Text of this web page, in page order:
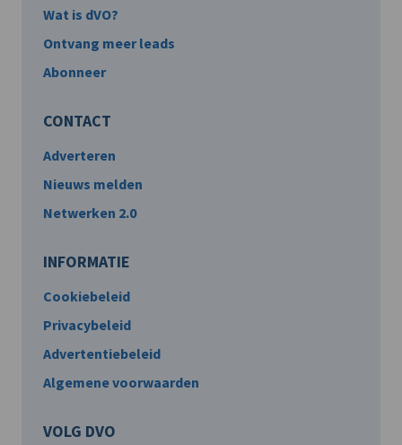
Wat is dVO?
Ontvang meer leads
Abonneer
CONTACT
Adverteren
Nieuws melden
Netwerken 2.0
INFORMATIE
Cookiebeleid
Privacybeleid
Advertentiebeleid
Algemene voorwaarden
VOLG DVO